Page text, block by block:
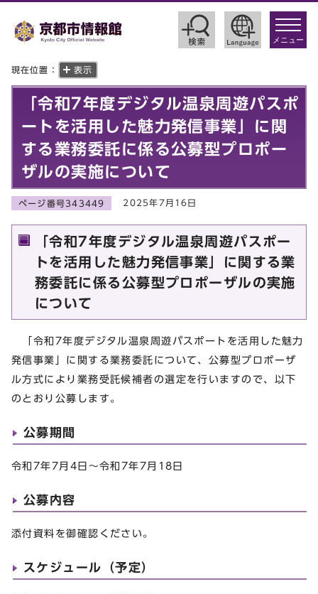
toggle
メニュー
現在位置： 表示
「令和7年度デジタル温泉周遊パスポ
ートを活用した魅力発信事業」に関
する業務委託に係る公募型プロポー
ザルの実施について
ページ番号343449 2025年7月16日
「令和7年度デジタル温泉周遊パスポー
トを活用した魅力発信事業」に関する業
務委託に係る公募型プロポーザルの実施
について
「令和7年度デジタル温泉周遊パスポートを活用した魅力
発信事業」に関する業務委託について、公募型プロポーザ
ル方式により業務受託候補者の選定を行いますので、以下
のとおり公募します。
公募期間
令和7年7月4日～令和7年7月18日
公募内容
添付資料を御確認ください。
スケジュール（予定）